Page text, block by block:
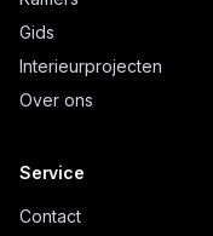
Gids
Interieurprojecten
Over ons
Service
Contact